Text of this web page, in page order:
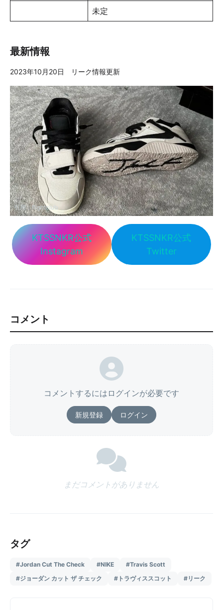
未定
最新情報
2023年10月20日 リーク情報更新
引用：flightclub
KTSSNKR公式
Instagram
KTSSNKR公式
Twitter
コメント
コメントするにはログインが必要です
新規登録 ログイン
まだコメントがありません
タグ
#Jordan Cut The Check #NIKE
#Travis Scott
#ジョーダン カット ザ チェック
#トラヴィススコット #リーク